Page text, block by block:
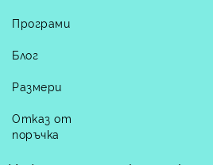
Програми
Блог
Размери
Отказ от
поръчка